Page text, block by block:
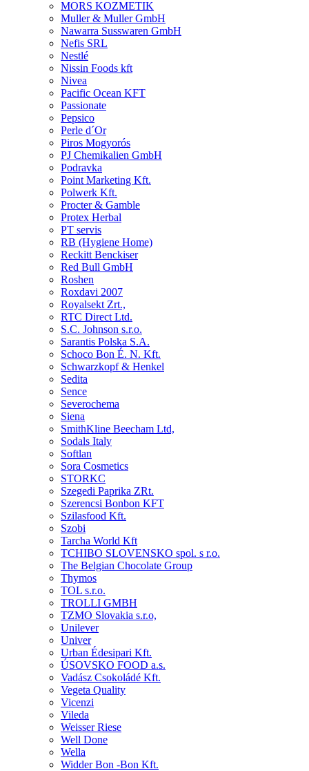
MORS KOZMETIK
Muller & Muller GmbH
Nawarra Susswaren GmbH
Nefis SRL
Nestlé
Nissin Foods kft
Nivea
Pacific Ocean KFT
Passionate
Pepsico
Perle d´Or
Piros Mogyorós
PJ Chemikalien GmbH
Podravka
Point Marketing Kft.
Polwerk Kft.
Procter & Gamble
Protex Herbal
PT servis
RB (Hygiene Home)
Reckitt Benckiser
Red Bull GmbH
Roshen
Roxdavi 2007
Royalsekt Zrt.,
RTC Direct Ltd.
S.C. Johnson s.r.o.
Sarantis Polska S.A.
Schoco Bon É. N. Kft.
Schwarzkopf & Henkel
Sedita
Sence
Severochema
Siena
SmithKline Beecham Ltd,
Sodals Italy
Softlan
Sora Cosmetics
STORKC
Szegedi Paprika ZRt.
Szerencsi Bonbon KFT
Szilasfood Kft.
Szobi
Tarcha World Kft
TCHIBO SLOVENSKO spol. s r.o.
The Belgian Chocolate Group
Thymos
TOL s.r.o.
TROLLI GMBH
TZMO Slovakia s.r.o,
Unilever
Univer
Urban Édesipari Kft.
ÚSOVSKO FOOD a.s.
Vadász Csokoládé Kft.
Vegeta Quality
Vicenzi
Vileda
Weisser Riese
Well Done
Wella
Widder Bon -Bon Kft.